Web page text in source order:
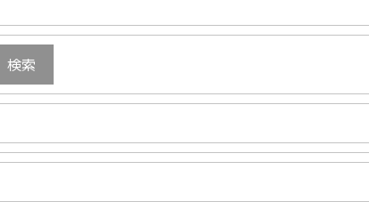
検索